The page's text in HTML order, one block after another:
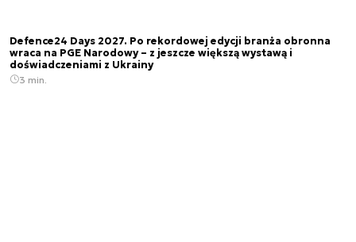
Defence24 Days 2027. Po rekordowej edycji branża obronna
wraca na PGE Narodowy – z jeszcze większą wystawą i
doświadczeniami z Ukrainy
3 min.